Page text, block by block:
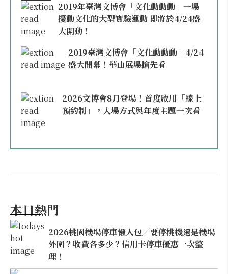
2019年臺灣文博會「文化動動動」一場
擾動文化的大型實驗運動 即將於4/24盛
大開動！
2019臺灣文博會「文化動動動」4/24
盛大開幕！華山展場搶先看
2026文博會8月登場！首度啟用「線上
預約制」，入場方式與年度主題一次看
本日熱門
2026桃園機場停車懶人包／要停桃機還是機場
外圍？收費各多少？信用卡停車優惠一次整
理！